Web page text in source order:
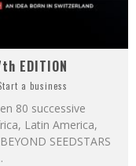
EDITION
a business
80 successive
Latin America,
SEEDSTARS